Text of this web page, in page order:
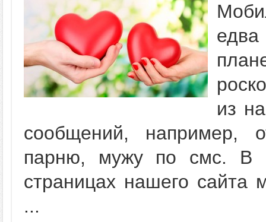
из
сообщений, например,
парню, мужу по смс. В
страницах нашего сайта
...